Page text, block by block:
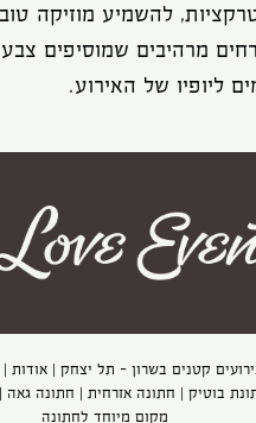
להשמיע מוזיקה
מרהיבים שמוסיפים
ליופיו של האירוע.
קטנים בשרון - תל יצחק |אודות
בוטיק חתונה אזרחית חתונה גאה
מקום מיוחד לחתונה